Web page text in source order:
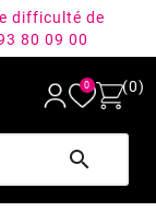
difficulté de
80 09 00
0 (0)
